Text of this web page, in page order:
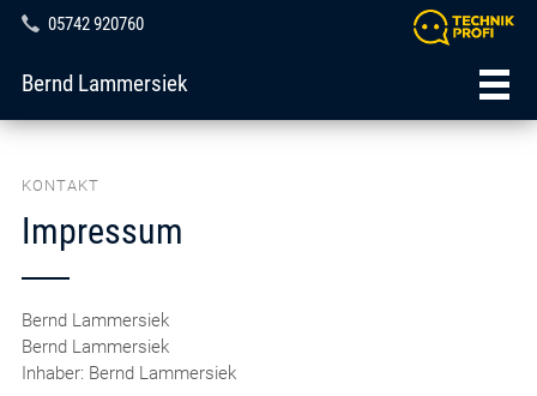
05742 920760
Bernd Lammersiek
KONTAKT
Impressum
Bernd Lammersiek
Bernd Lammersiek
Inhaber: Bernd Lammersiek